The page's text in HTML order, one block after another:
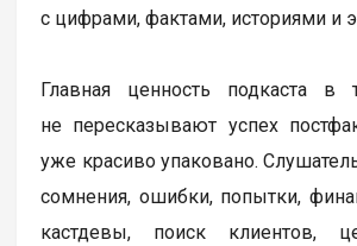
с цифрами, фактами, историями и
Главная ценность подкаста в
не пересказывают успех
уже красиво упаковано.
сомнения, ошибки, попытки,
кастдевы, поиск клиентов,